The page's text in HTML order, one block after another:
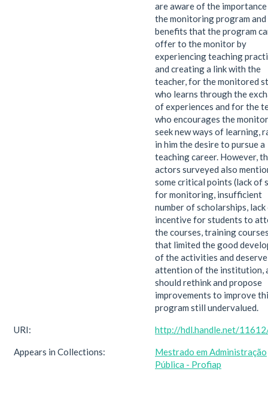
are aware of the
the monitoring program
benefits that the program
offer to the monitor by
experiencing teaching
and creating a link with the
teacher, for the monitored
who learns through the
of experiences and for the
who encourages the
seek new ways of learning,
in him the desire to pursue a
teaching career. However,
actors surveyed also
some critical points (lack of
for monitoring, insufficient
number of scholarships,
incentive for students to
the courses, training
that limited the good
of the activities and deserve
attention of the institution,
should rethink and propose
improvements to improve
program still undervalued.
URI: http://hdl.handle.net/
Appears in Collections:
Mestrado em Administração
Pública - Profiap